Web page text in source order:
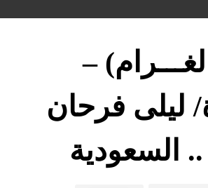
–
ليلى فرحان
.. السعودية